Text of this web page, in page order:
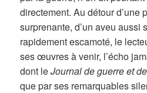
directement. Au détour d’une
surprenante, d’un aveu aussi
rapidement escamoté, le
ses œuvres à venir, l’écho
dont leJournal de guerre et
que par ses remarquables